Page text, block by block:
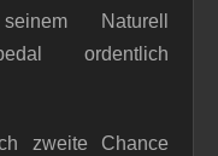
Naturell
ordentlich
zweite Chance